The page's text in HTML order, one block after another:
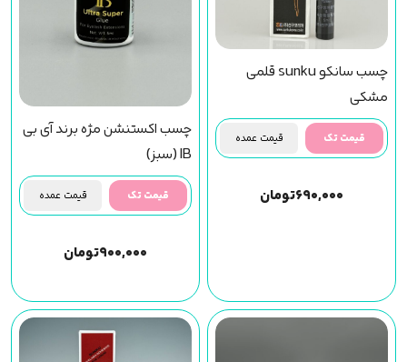
چسب سانکو sunku قلمی
مشکی
قیمت تک قیمت عمده
۶۹۰,۰۰۰تومان
چسب اکستنشن مژه برند آی بی
IB (سبز)
قیمت تک قیمت عمده
۹۰۰,۰۰۰تومان